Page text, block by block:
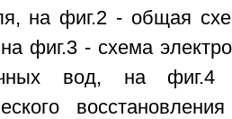
на фиг.2 - общая
фиг.3 - схема
вод, на